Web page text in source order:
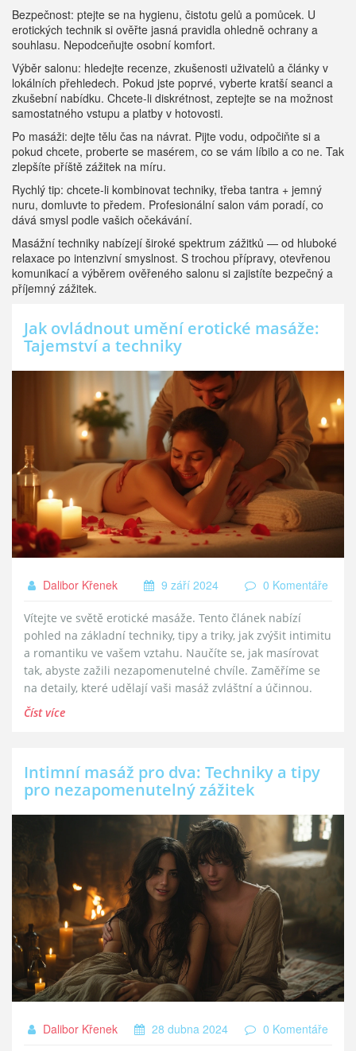
Bezpečnost: ptejte se na hygienu, čistotu gelů a pomůcek. U
erotických technik si ověřte jasná pravidla ohledně ochrany a
souhlasu. Nepodceňujte osobní komfort.
Výběr salonu: hledejte recenze, zkušenosti uživatelů a články v
lokálních přehledech. Pokud jste poprvé, vyberte kratší seanci a
zkušební nabídku. Chcete‑li diskrétnost, zeptejte se na možnost
samostatného vstupu a platby v hotovosti.
Po masáži: dejte tělu čas na návrat. Pijte vodu, odpočiňte si a
pokud chcete, proberte se masérem, co se vám líbilo a co ne. Tak
zlepšíte příště zážitek na míru.
Rychlý tip: chcete‑li kombinovat techniky, třeba tantra + jemný
nuru, domluvte to předem. Profesionální salon vám poradí, co
dává smysl podle vašich očekávání.
Masážní techniky nabízejí široké spektrum zážitků — od hluboké
relaxace po intenzivní smyslnost. S trochou přípravy, otevřenou
komunikací a výběrem ověřeného salonu si zajistíte bezpečný a
příjemný zážitek.
Jak ovládnout umění erotické masáže:
Tajemství a techniky
Dalibor Křenek 9 září 2024 0 Komentáře
Vítejte ve světě erotické masáže. Tento článek nabízí
pohled na základní techniky, tipy a triky, jak zvýšit intimitu
a romantiku ve vašem vztahu. Naučíte se, jak masírovat
tak, abyste zažili nezapomenutelné chvíle. Zaměříme se
na detaily, které udělají vaši masáž zvláštní a účinnou.
Číst více
Intimní masáž pro dva: Techniky a tipy
pro nezapomenutelný zážitek
Dalibor Křenek 28 dubna 2024 0 Komentáře